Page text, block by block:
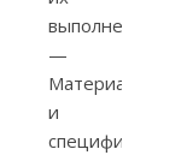
выполнения.
—
Материалы
и
спецификации: